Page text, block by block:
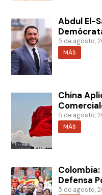
Abdul El-
5 de agosto,
MÁS
China
5 de agosto,
MÁS
Defensa
5 de agosto,